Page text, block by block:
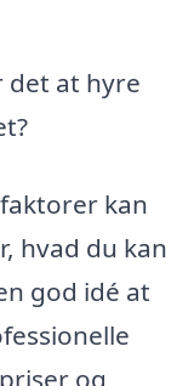
det at hyre
kan
hvad du kan
god idé at
og